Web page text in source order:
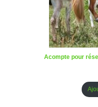
Acompte pour